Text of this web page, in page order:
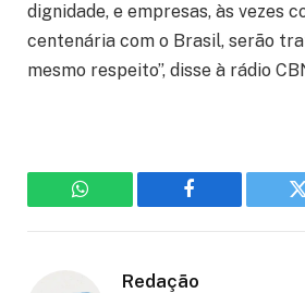
dignidade, e empresas, às vezes
centenária com o Brasil, serão
mesmo respeito”, disse à rádio
WhatsApp Facebook
Redação